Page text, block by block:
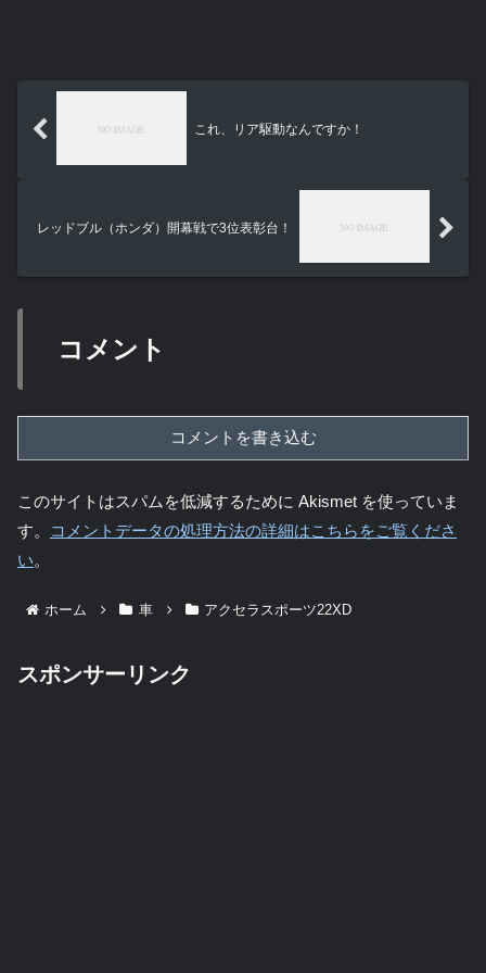
これ、リア駆動なんですか！
レッドブル（ホンダ）開幕戦で3位表彰台！
コメント
コメントを書き込む
このサイトはスパムを低減するために Akismet を使っていま
す。
コメントデータの処理方法の詳細はこちらをご覧くださ
い。
ホーム 車 アクセラスポーツ22XD
スポンサーリンク